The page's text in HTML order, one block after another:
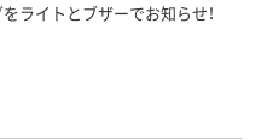
ライトとブザーでお知らせ！